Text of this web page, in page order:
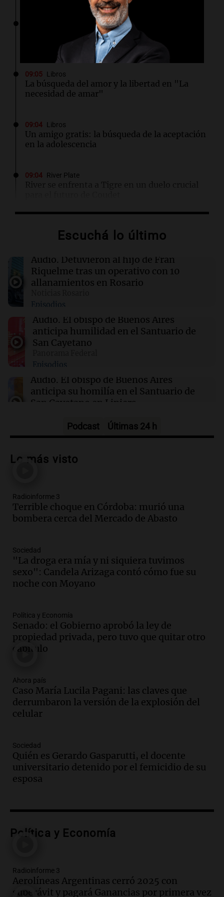
Ciudadanía italiana: un fallo abrió una vía de
reclamo para miles de descendientes
09:05 Libros
La búsqueda del amor y la libertad en "La
necesidad de amar"
09:04 Libros
Un amigo gratis: la búsqueda de la aceptación
en la adolescencia
09:04 River Plate
River se enfrenta a Tigre en un duelo crucial
El llanto de los muertos: un misterio que
09:03 Libros
Un hombre de honor: entre el amor y la
Radioinforme 3
Aerolíneas Argentinas cerró 2025 con
superávit y pagará Ganancias por primera vez
Escuchá lo último
Audio. Detuvieron al hijo de Fran
Riquelme tras un operativo con 10
allanamientos en Rosario
Episodios
Audio. El obispo de Buenos Aires
anticipa humilidad en el Santuario de
San Cayetano
Episodios
Audio. El obispo de Buenos Aires
anticipa su homilía en el Santuario de
San Cayetano en Liniers
Audio.Prisión preventiva para
en Santa Lucía, Tucumán
Audio.Aumento de tarifas de luz en
Tucumán afecta a hogares con subas de
hasta el 38% en agosto
Audio. El primer semestre de 2026
reporta menos víctimas fatales en
accidentes de tránsito en Mendoza
Audio.El gobierno de La Rioja lanzará
pago en chachos para empleados
públicos a partir del 17 de octubre
Noticias
Audio.Luis Herrera
Actualidad
Audio.
Córdoba ganan más del doble que los
privados, según un estudio
de droga por delivery en el microcentro
Panorama Federal
por accidentes de tránsito en el primer
semestre del 2026
Panorama Federal
Podcast Últimas 24 h
Lo más visto
Radioinforme 3
Terrible choque en Córdoba: murió una
bombera cerca del Mercado de Abasto
Sociedad
"La droga era mía y ni siquiera tuvimos
sexo": Candela Arizaga contó cómo fue su
noche con Moyano
Política y Economía
Senado: el Gobierno aprobó la ley de
propiedad privada, pero tuvo que quitar otro
capítulo
Ahora país
Caso María Lucila Pagani: las claves que
derrumbaron la versión de la explosión del
celular
Sociedad
Quién es Gerardo Gasparutti, el docente
universitario detenido por el femicidio de su
esposa
Política y Economía
Radioinforme 3
Aerolíneas Argentinas cerró 2025 con
superávit y pagará Ganancias por primera vez